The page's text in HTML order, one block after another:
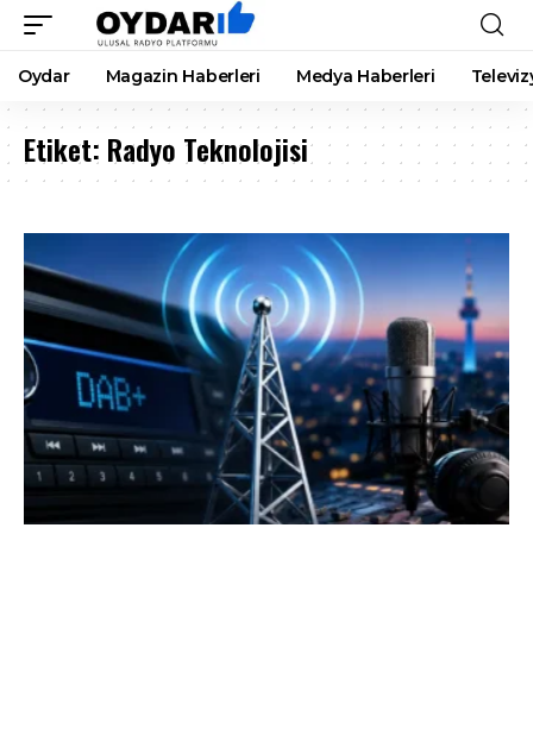
Oydar Magazin Haberleri Medya Haberleri
Etiket: Radyo Teknolojisi